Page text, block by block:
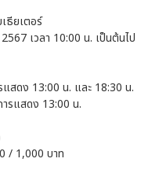
ธียเตอร์
เวลา 10:00 น. เป็นต้นไป
แสดง 13:00 น. และ 18:30 น.
รแสดง 13:00 น.
/ 1,000 บาท